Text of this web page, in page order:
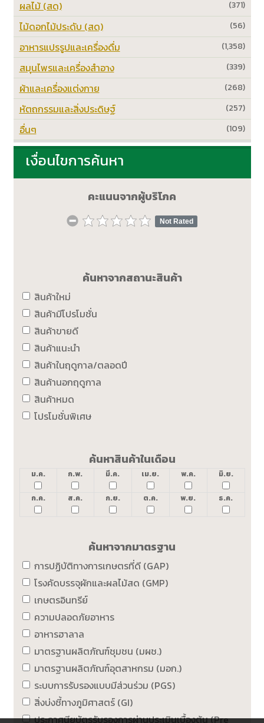
(371)
ผลไม้ (สด)
(56)
ไม้ดอกไม้ประดับ (สด)
(1,358)
อาหารแปรรูปและเครื่องดื่ม
(339)
สมุนไพรและเครื่องสำอาง
(268)
ผ้าและเครื่องแต่งกาย
(257)
หัตถกรรมและสิ่งประดิษฐ์
(109)
อื่นๆ
เงื่อนไขการค้นหา
คะแนนจากผู้บริโภค
Not Rated
ค้นหาจากสถานะสินค้า
สินค้าใหม่
สินค้ามีโปรโมชั่น
สินค้าขายดี
สินค้าแนะนำ
สินค้าในฤดูกาล/ตลอดปี
สินค้านอกฤดูกาล
สินค้าหมด
โปรโมชั่นพิเศษ
ค้นหาสินค้าในเดือน
ม.ค. ก.พ. มี.ค. เม.ย. พ.ค. มิ.ย.
ก.ค. ส.ค. ก.ย. ต.ค. พ.ย. ธ.ค.
ค้นหาจากมาตรฐาน
การปฏิบัติทางการเกษตรที่ดี (GAP)
โรงคัดบรรจุผักและผลไม้สด (GMP)
เกษตรอินทรีย์
ความปลอดภัยอาหาร
อาหารฮาลาล
มาตรฐานผลิตภัณฑ์ชุมชน (มผช.)
มาตรฐานผลิตภัณฑ์อุตสาหกรม (มอก.)
ระบบการรับรองแบบมีส่วนร่วม (PGS)
สิ่งบ่งชี้ทางภูมิศาสตร์ (GI)
ประกาศนียบัตรรับรองการผ่านประเมินเบื้องต้น (Pre